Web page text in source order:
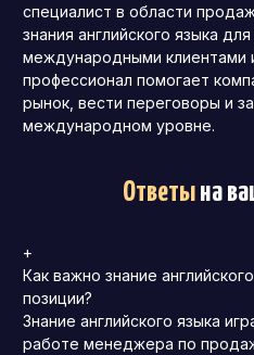
специалист в области
знания английского языка
международными клиентами
профессионал помогает
рынок, вести переговоры и
международном уровне.
Ответына
+
Как важно знание
позиции?
Знание английского языка
работе менеджера по